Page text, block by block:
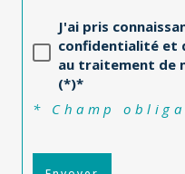
J'ai pris
confidentialité et
au traitement de
* Champ